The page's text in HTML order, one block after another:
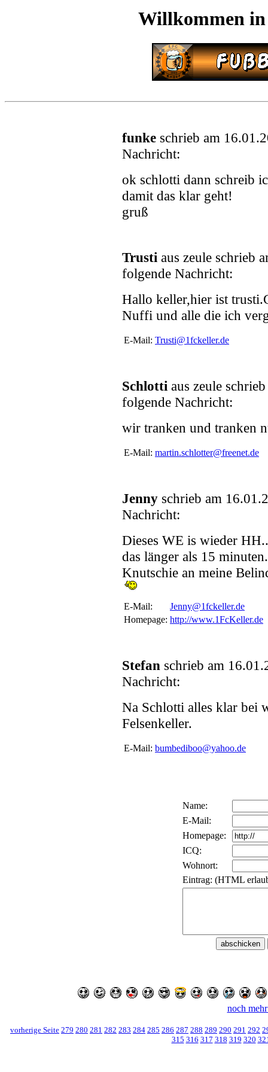
Willkommen
funke schrieb am
Nachricht:
ok schlotti dann schreib
damit das klar geht!
gruß
Trusti aus zeule schrieb
folgende Nachricht:
Hallo keller,hier ist
Nuffi und alle die ich
E-Mail: Trusti@1fckeller.de
Schlotti aus zeule
folgende Nachricht:
wir tranken und tranken
E-Mail: martin.schlotter@freenet.de
Jenny schrieb am
Nachricht:
Dieses WE is wieder
das länger als 15
Knutschie an meine
E-Mail:
Jenny@1fckeller.de
Homepage: http://www.1FcKeller.de
Stefan schrieb am
Nachricht:
Na Schlotti alles klar bei
Felsenkeller.
E-Mail: bumbediboo@yahoo.de
Name:
E-Mail:
Homepage:
ICQ:
Wohnort:
Eintrag: (HTML
noch
vorherige Seite 279 280 281 282 283 284 285 286 287 288 289 290 291 292
315 316 317 318 319 320